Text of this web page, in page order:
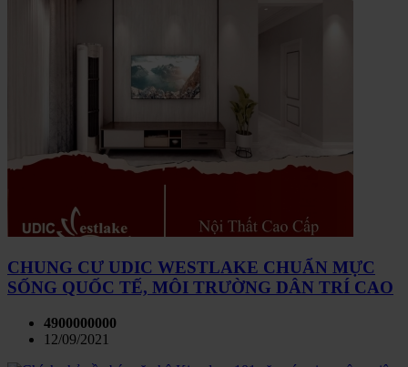
CHUNG CƯ UDIC WESTLAKE CHUẨN MỰC
SỐNG QUỐC TẾ, MÔI TRƯỜNG DÂN TRÍ CAO
4900000000
12/09/2021